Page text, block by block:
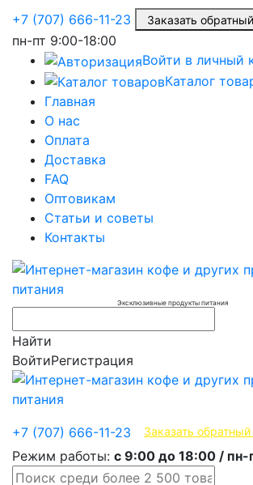
+7 (707) 666-11-23 Заказать
пн-пт 9:00-18:00
Войти в личный
Каталог
Главная
О нас
Оплата
Доставка
FAQ
Оптовикам
Статьи и советы
Контакты
Эксклюзивные продукты питания
Найти
ВойтиРегистрация
+7 (707) 666-11-23 Заказать обратный
Режим работы: с 9:00 до 18:00 / пн-